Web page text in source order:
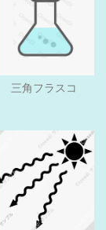
三角フラスコ